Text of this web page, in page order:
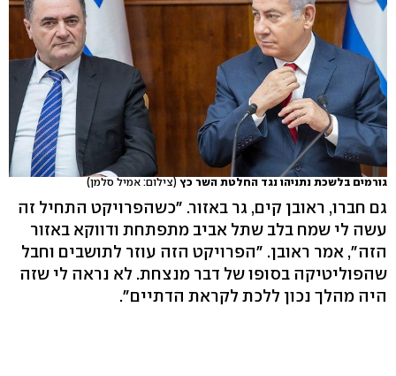
גורמים בלשכת נתניהו נגד החלטת השר כץ (צילום: אמיל סלמן)
גם חברו, ראובן קים, גר באזור. "כשהפרויקט התחיל זה
עשה לי שמח בלב שתל אביב מתפתחת ודווקא באזור
הזה", אמר ראובן. "הפרויקט הזה עוזר לתושבים וחבל
שהפוליטיקה בסופו של דבר מנצחת. לא נראה לי שזה
היה מהלך נכון ללכת לקראת הדתיים".